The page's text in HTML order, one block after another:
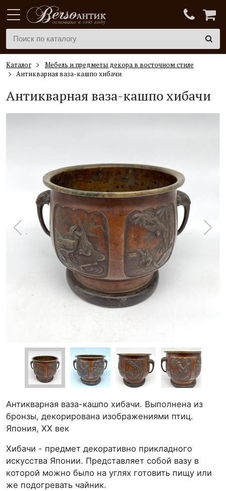
Каталог
Мебель и предметы декора в восточном стиле
Антикварная ваза-кашпо хибачи
Антикварная ваза-кашпо хибачи
Антикварная ваза-кашпо хибачи. Выполнена из
бронзы, декорирована изображениями птиц.
Япония, ХХ век
Хибачи - предмет декоративно прикладного
искусства Японии. Представляет собой вазу в
которой можно было на углях готовить пищу или
же подогревать чайник.